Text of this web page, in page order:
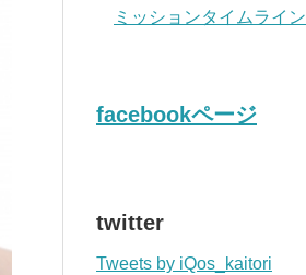
ミッションタイムライン
facebookページ
twitter
Tweets by iQos_kaitori